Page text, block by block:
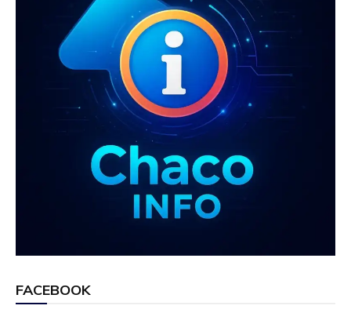
FACEBOOK